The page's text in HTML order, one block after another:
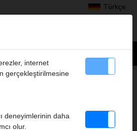
Türkçe
Etmek, Korumak, Durulamak,
internet
gerçekleştirilmesine
deneyimlerinin daha
olur.